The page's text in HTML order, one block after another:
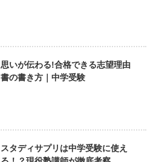
思いが伝わる!合格できる志望理由
書の書き方｜中学受験
スタディサプリは中学受験に使え